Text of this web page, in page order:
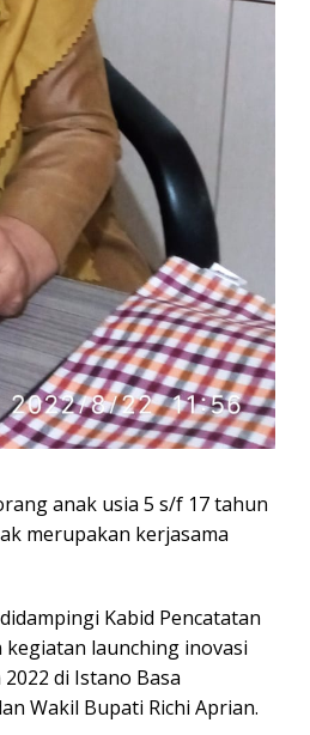
anak usia 5 s/f 17 tahun
merupakan kerjasama
Kabid Pencatatan
kegiatan launching inovasi
di Istano Basa
Wakil Bupati Richi Aprian.